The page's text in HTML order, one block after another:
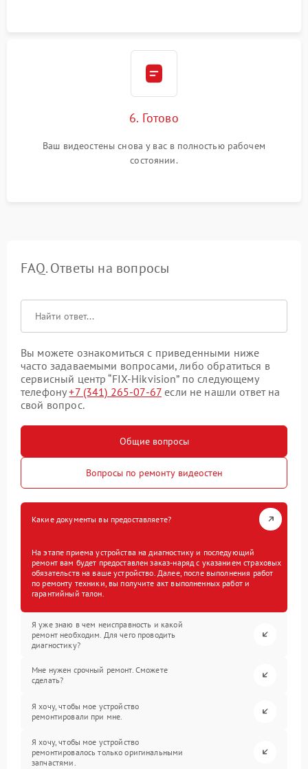
6. Готово
Ваш видеостены снова у вас в полностью рабочем
состоянии.
FAQ. Ответы на вопросы
Вы можете ознакомиться с приведенными ниже
часто задаваемыми вопросами, либо обратиться в
сервисный центр “FIX-Hikvision” по следующему
телефону+7 (341) 265-07-67 если не нашли ответ на
свой вопрос.
Общие вопросы
Вопросы по ремонту видеостен
Какие документы вы предоставляете?
На этапе приема устройства на диагностику и последующий
ремонт вам будет предоставлен заказ-наряд с указанием страховых
обязательств на ваше устройство. Далее, после выполнения работ
по ремонту техники, вы получите акт выполненных работ и
гарантийный талон.
Я уже знаю в чем неисправность и какой
ремонт необходим. Для чего проводить
диагностику?
Мне нужен срочный ремонт. Сможете
сделать?
Я хочу, чтобы мое устройство
ремонтировали при мне.
Я хочу, чтобы мое устройство
ремонтировалось только оригинальными
запчастями.